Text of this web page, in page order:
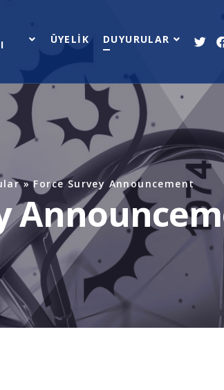
ÜYELİK DUYURULAR
» Force Survey Announcement